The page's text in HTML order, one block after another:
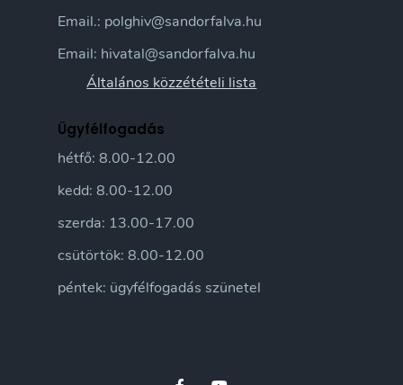
Email.: polghiv@sandorfalva.hu
Email: hivatal@sandorfalva.hu
Általános közzétételi lista
Ügyfélfogadás
hétfő: 8.00-12.00
kedd: 8.00-12.00
szerda: 13.00-17.00
csütörtök: 8.00-12.00
péntek: ügyfélfogadás szünetel